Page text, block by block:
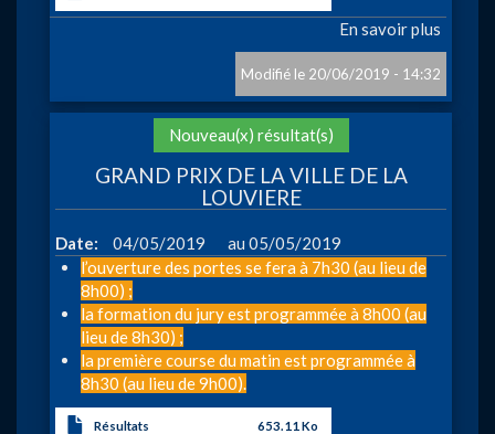
En savoir plus
20/06/2019 - 14:32
Action
Nouveau(x) résultat(s)
GRAND PRIX DE LA VILLE DE LA
LOUVIERE
Date 04/05/2019 à
05/05/2019
l’ouverture des portes se fera à 7h30 (au lieu de
8h00) ;
la formation du jury est programmée à 8h00 (au
lieu de 8h30) ;
la première course du matin est programmée à
8h30 (au lieu de 9h00).
Résultats 653.11 Ko